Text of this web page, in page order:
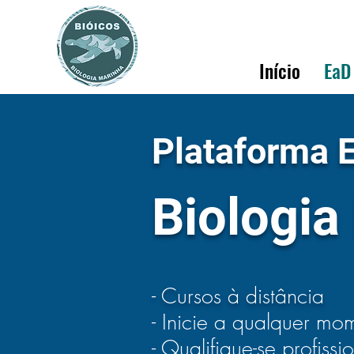
Início EaD
Plataforma
- Cursos à distância
- Inicie a qualquer
- Qualifique-se